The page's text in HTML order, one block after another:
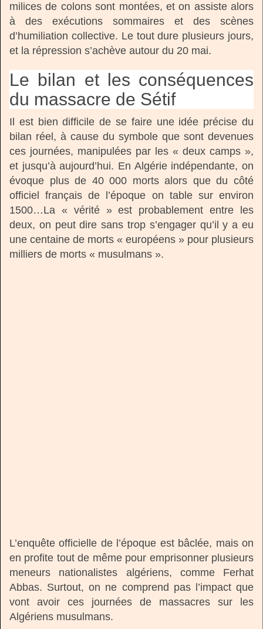
milices de colons sont montées, et on assiste alors
à des exécutions sommaires et des scènes
d’humiliation collective. Le tout dure plusieurs jours,
et la répression s’achève autour du 20 mai.
Le bilan et les conséquences
du massacre de Sétif
Il est bien difficile de se faire une idée précise du
bilan réel, à cause du symbole que sont devenues
ces journées, manipulées par les « deux camps »,
et jusqu’à aujourd’hui. En Algérie indépendante, on
évoque plus de 40 000 morts alors que du côté
officiel français de l’époque on table sur environ
1500…La « vérité » est probablement entre les
deux, on peut dire sans trop s’engager qu’il y a eu
une centaine de morts « européens » pour plusieurs
milliers de morts « musulmans ».
L’enquête officielle de l’époque est bâclée, mais on
en profite tout de même pour emprisonner plusieurs
meneurs nationalistes algériens, comme Ferhat
Abbas. Surtout, on ne comprend pas l’impact que
vont avoir ces journées de massacres sur les
Algériens musulmans.